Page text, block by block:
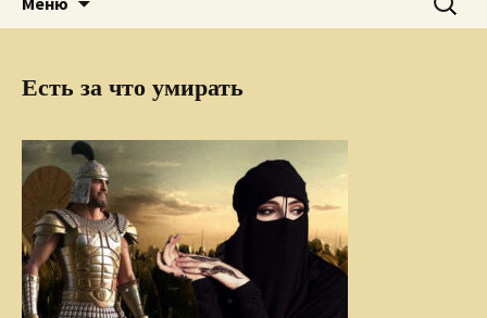
Есть за что умирать